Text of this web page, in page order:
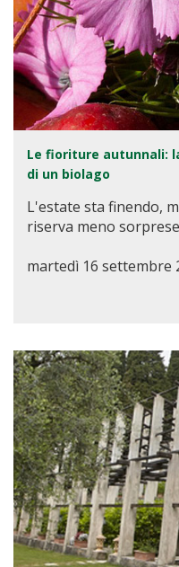
Le fioriture autunnali:
di un biolago
L'estate sta finendo,
riserva meno
martedì 16 settembre